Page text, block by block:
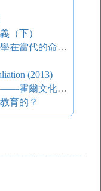
（下）
關注我們這個時代的哲學：形而上學在當代的命運筆談 形而上學的“真實”與形而上的“真實”
(2013)
霍爾的文章，麥克羅比的眼睛 ——霍爾文化研究三大主題的評議
育的？